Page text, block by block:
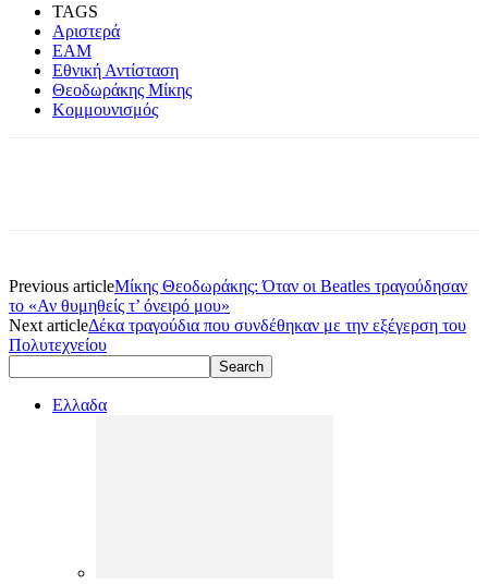
TAGS
Αριστερά
ΕΑΜ
Εθνική Αντίσταση
Θεοδωράκης Μίκης
Κομμουνισμός
Previous articleΜίκης Θεοδωράκης: Όταν οι Beatles τραγούδησαν
το «Αν θυμηθείς τ’ όνειρό μου»
Next articleΔέκα τραγούδια που συνδέθηκαν με την εξέγερση του
Πολυτεχνείου
Ελλαδα